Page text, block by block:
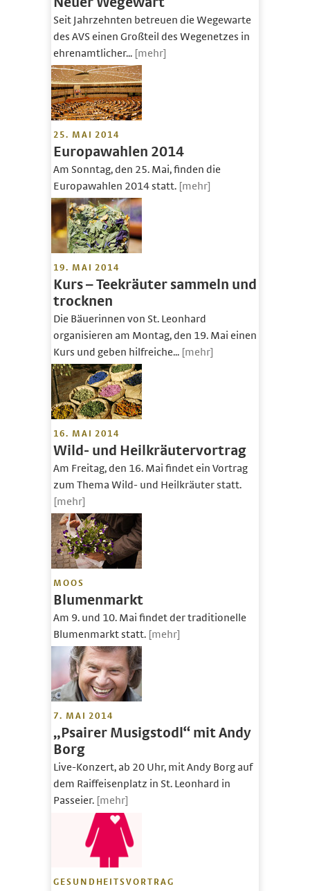
Seit Jahrzehnten betreuen die Wegewarte
des AVS einen Großteil des Wegenetzes in
ehrenamtlicher... [mehr]
25. MAI 2014
Europawahlen 2014
Am Sonntag, den 25. Mai, finden die
Europawahlen 2014 statt. [mehr]
19. MAI 2014
Kurs – Teekräuter sammeln und
trocknen
Die Bäuerinnen von St. Leonhard
organisieren am Montag, den 19. Mai einen
Kurs und geben hilfreiche... [mehr]
16. MAI 2014
Wild- und Heilkräutervortrag
Am Freitag, den 16. Mai findet ein Vortrag
zum Thema Wild- und Heilkräuter statt.
[mehr]
MOOS
Blumenmarkt
Am 9. und 10. Mai findet der traditionelle
Blumenmarkt statt. [mehr]
7. MAI 2014
„Psairer Musigstodl“ mit Andy
Borg
Live-Konzert, ab 20 Uhr, mit Andy Borg auf
dem Raiffeisenplatz in St. Leonhard in
Passeier. [mehr]
GESUNDHEITSVORTRAG